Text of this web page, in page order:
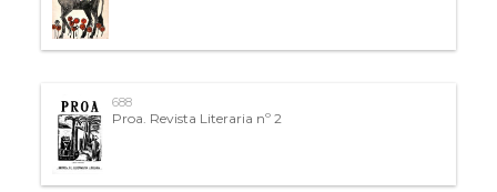
688
Proa. Revista Literaria nº 2